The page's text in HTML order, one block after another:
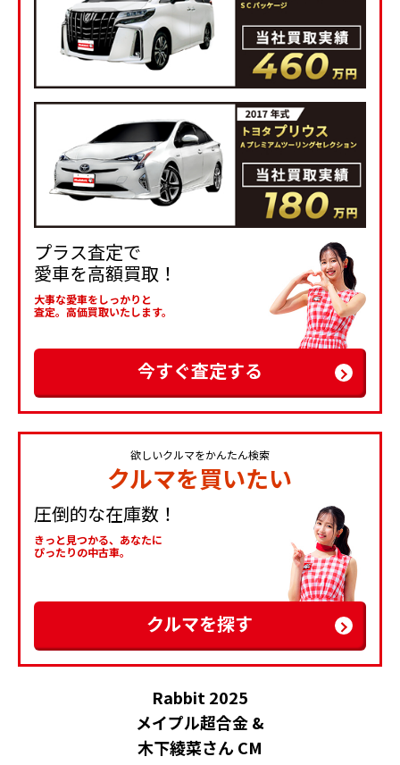
プラス査定で
愛車を高額買取！
大事な愛車をしっかりと
査定。高価買取いたします。
今すぐ査定する
欲しいクルマをかんたん検索
クルマを買いたい
圧倒的な在庫数！
きっと見つかる、あなたに
ぴったりの中古車。
クルマを探す
Rabbit 2025
メイプル超合金 &
木下綾菜さん CM